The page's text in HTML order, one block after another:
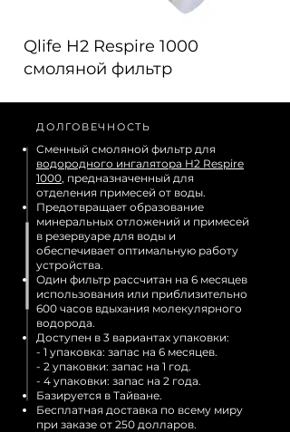
Qlife H2 Respire 1000
смоляной фильтр
ДОЛГОВЕЧНОСТЬ
Сменный смоляной фильтр для
водородного ингалятора H2 Respire
1000, предназначенный для
отделения примесей от воды.
Предотвращает образование
минеральных отложений и примесей
в резервуаре для воды и
обеспечивает оптимальную работу
устройства.
Один фильтр рассчитан на 6 месяцев
использования или приблизительно
600 часов вдыхания молекулярного
водорода.
Доступен в 3 вариантах упаковки:
- 1 упаковка: запас на 6 месяцев.
- 2 упаковки: запас на 1 год.
- 4 упаковки: запас на 2 года.
Базируется в Тайване.
Бесплатная доставка по всему миру
при заказе от 250 долларов.